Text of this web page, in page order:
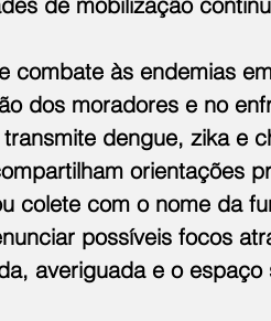
combate às endemias
dos moradores e no
dengue, zika e
orientações
colete com o nome da
possíveis focos
averiguada e o